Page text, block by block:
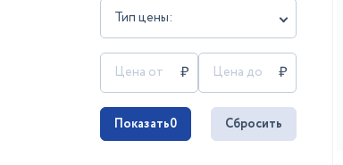
Тип цены:
Показать0 Сбросить